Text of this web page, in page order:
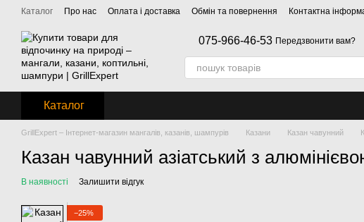
Перейти до основного контенту
Каталог Про нас Оплата і доставка Обмін та повернення Контактна
075-966-46-53 Передзвонити вам?
Каталог
GrillExpert – Інтернет-магазин мангалів, казанів, шампурів Казани Казан чавунний
Казан чавунний азіатський з
В наявності Залишити відгук
−25%